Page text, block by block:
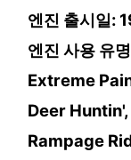
엔진 출시일:
엔진 사용 유
Extreme
Deer
Rampage